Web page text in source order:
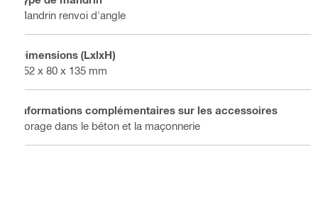
Mandrin renvoi d'angle
Dimensions (LxlxH)
152 x 80 x 135 mm
Informations complémentaires sur les accessoires
Forage dans le béton et la maçonnerie